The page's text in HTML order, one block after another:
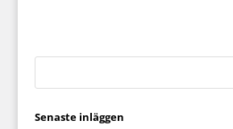
Senaste inläggen